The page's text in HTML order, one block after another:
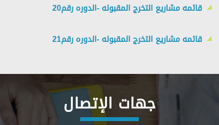
قائمه مشاريع التخرج المقبوله -الدوره رقم20
قائمه مشاريع التخرج المقبوله -الدوره رقم21
جهات الإتصال